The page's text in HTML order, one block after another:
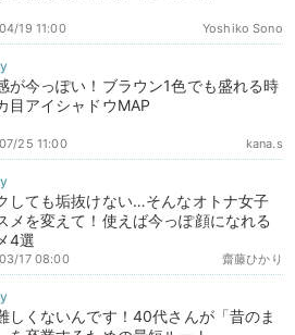
Yoshiko Sono
19 11:00
が今っぽい！ブラウン1色でも盛れる時
目アイシャドウMAP
kana.s
25 11:00
しても垢抜けない…そんなオトナ女子
メを変えて！使えば今っぽ顔になれる
4選
齋藤ひかり
17 08:00
しくないんです！40代さんが「昔のま